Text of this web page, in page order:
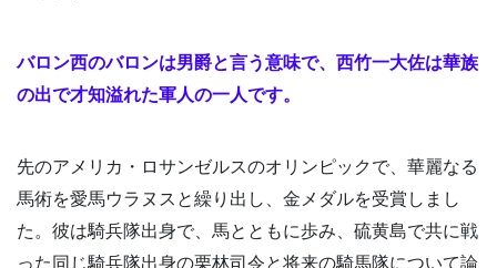
バロン西のバロンは男爵と言う意味で、西竹一大佐は華族
の出で才知溢れた軍人の一人です。
先のアメリカ・ロサンゼルスのオリンピックで、華麗なる
馬術を愛馬ウラヌスと繰り出し、金メダルを受賞しまし
た。彼は騎兵隊出身で、馬とともに歩み、硫黄島で共に戦
った同じ騎兵隊出身の栗林司令と将来の騎馬隊について論